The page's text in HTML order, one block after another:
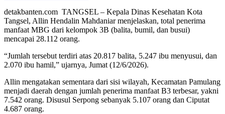
detakbanten.com TANGSEL – Kepala Dinas Kesehatan Kota
Tangsel, Allin Hendalin Mahdaniar menjelaskan, total penerima
manfaat MBG dari kelompok 3B (balita, bumil, dan busui)
mencapai 28.112 orang.
“Jumlah tersebut terdiri atas 20.817 balita, 5.247 ibu menyusui, dan
2.070 ibu hamil,” ujarnya, Jumat (12/6/2026).
Allin mengatakan sementara dari sisi wilayah, Kecamatan Pamulang
menjadi daerah dengan jumlah penerima manfaat B3 terbesar, yakni
7.542 orang. Disusul Serpong sebanyak 5.107 orang dan Ciputat
4.687 orang.